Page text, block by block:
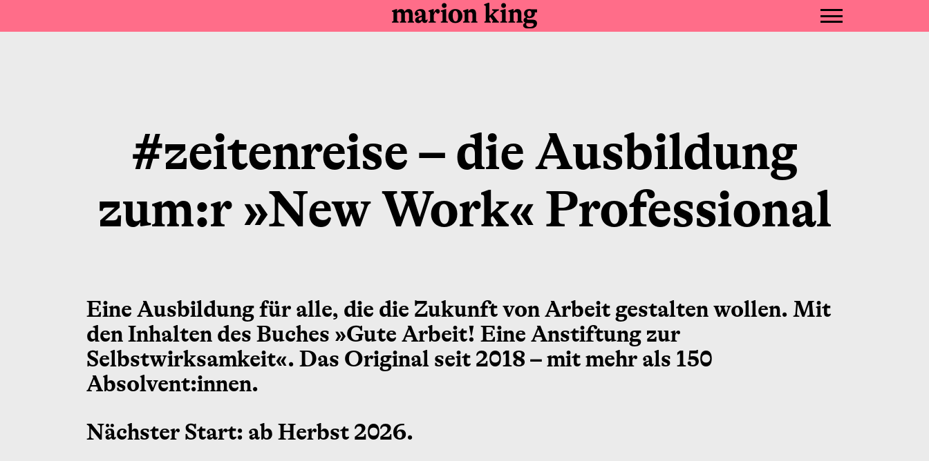
#zeitenreise – die Ausbildung
zum:r »New Work« Professional
Eine Ausbildung für alle, die die Zukunft von Arbeit gestalten wollen. Mit
den Inhalten des Buches »Gute Arbeit! Eine Anstiftung zur
Selbstwirksamkeit«. Das Original seit 2018 – mit mehr als 150
Absolvent:innen.
Nächster Start: ab Herbst 2026.